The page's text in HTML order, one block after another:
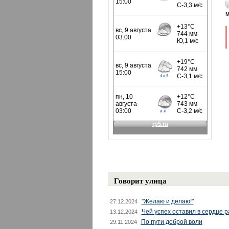
Говорит улица
27.12.2024 "Желаю и делаю!"
13.12.2024 Чей успех оставил в сердце
29.11.2024
По пути доброй воли